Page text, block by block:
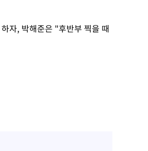
자, 박해준은 "후반부 찍을 때